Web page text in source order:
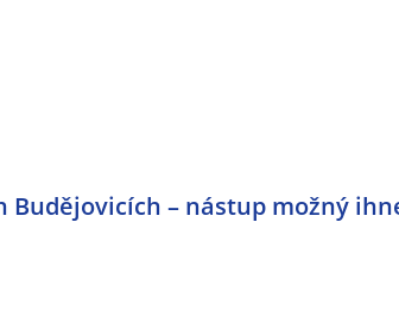
Budějovicích – nástup možný